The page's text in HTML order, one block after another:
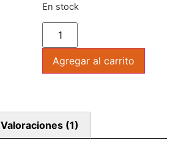
En stock
Agregar al carrito
Valoraciones (1)